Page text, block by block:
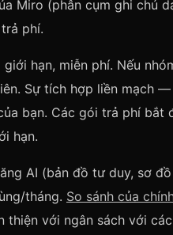
Miro (phân cụm ghi chú
phí.
hạn, miễn phí. Nếu
Sự tích hợp liền mạch
bạn. Các gói trả phí bắt
hạn.
AI (bản đồ tư duy, sơ
tháng. So sánh của
với ngân sách với